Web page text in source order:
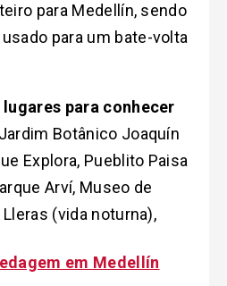
para Medellín, sendo
para um bate-volta
lugares para conhecer
Botânico Joaquín
Explora, Pueblito Paisa
Arví, Museo de
(vida noturna),
em Medellín